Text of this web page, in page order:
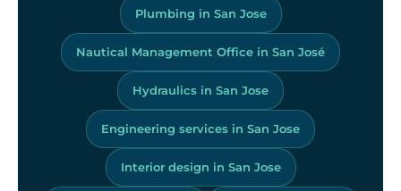
Plumbing in San Jose
Nautical Management Office in San José
Hydraulics in San Jose
Engineering services in San Jose
Interior design in San Jose